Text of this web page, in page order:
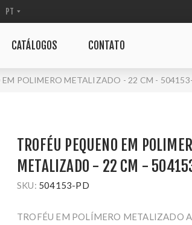
CATÁLOGOS CONTATO
EM POLIMERO METALIZADO - 22 CM -
TROFÉU PEQUENO EM
METALIZADO - 22 CM -
SKU: 504153-PD
TROFÉU EM POLÍMERO METALIZADO